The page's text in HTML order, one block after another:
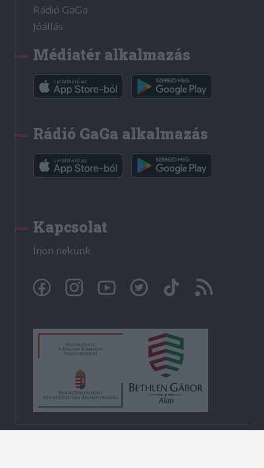
Rádió GaGa
Jóállás
Médiatér alkalmazás
Rádió GaGa alkalmazás
Kapcsolat
Írjon nekünk